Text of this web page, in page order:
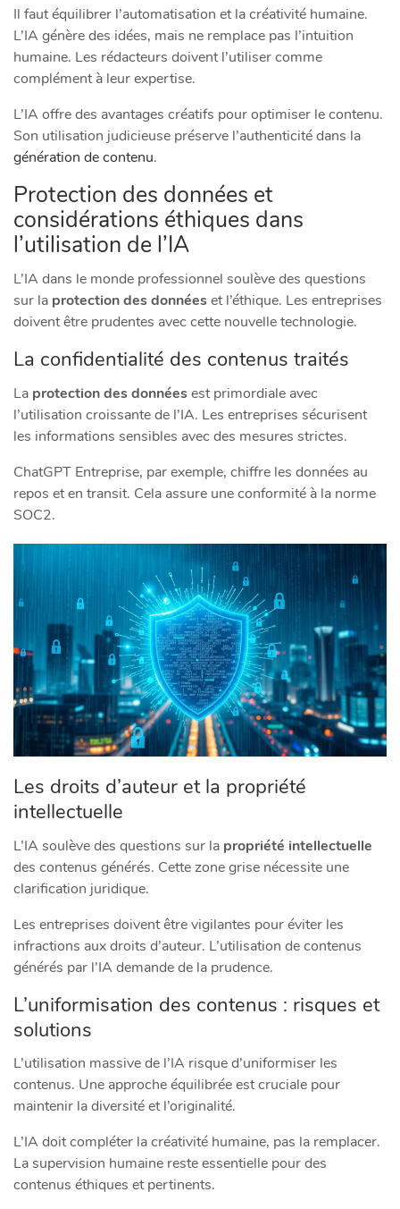
Il faut équilibrer l’automatisation et la créativité humaine.
L’IA génère des idées, mais ne remplace pas l’intuition
humaine. Les rédacteurs doivent l’utiliser comme
complément à leur expertise.
L’IA offre des avantages créatifs pour optimiser le contenu.
Son utilisation judicieuse préserve l’authenticité dans la
génération de contenu.
Protection des données et
considérations éthiques dans
l’utilisation de l’IA
L’IA dans le monde professionnel soulève des questions
sur la protection des donnéeset l’éthique. Les entreprises
doivent être prudentes avec cette nouvelle technologie.
La confidentialité des contenus traités
La protection des donnéesest primordiale avec
l’utilisation croissante de l’IA. Les entreprises sécurisent
les informations sensibles avec des mesures strictes.
ChatGPT Entreprise, par exemple, chiffre les données au
repos et en transit. Cela assure une conformité à la norme
SOC2.
Les droits d’auteur et la propriété
intellectuelle
L’IA soulève des questions sur la propriété intellectuelle
des contenus générés. Cette zone grise nécessite une
clarification juridique.
Les entreprises doivent être vigilantes pour éviter les
infractions aux droits d’auteur. L’utilisation de contenus
générés par l’IA demande de la prudence.
L’uniformisation des contenus : risques et
solutions
L’utilisation massive de l’IA risque d’uniformiser les
contenus. Une approche équilibrée est cruciale pour
maintenir la diversité et l’originalité.
L’IA doit compléter la créativité humaine, pas la remplacer.
La supervision humaine reste essentielle pour des
contenus éthiques et pertinents.